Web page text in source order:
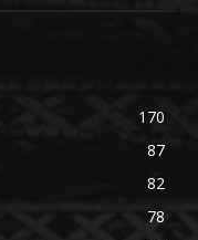
170
87
82
78